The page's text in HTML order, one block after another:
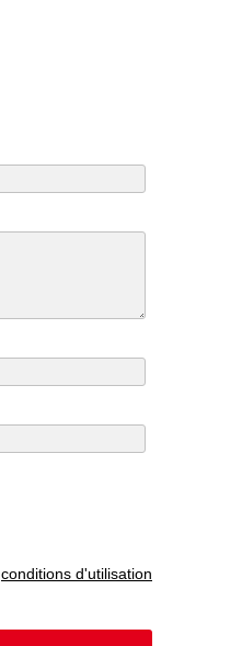
conditions d'utilisation